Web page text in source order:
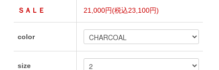
ＳＡＬＥ 21,000円(税込23,100円)
color
size